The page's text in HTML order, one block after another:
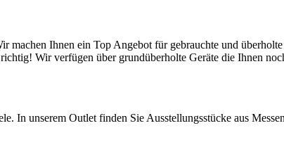
machen Ihnen ein Top Angebot für gebrauchte und
Wir verfügen über grundüberholte Geräte die Ihnen
In unserem Outlet finden Sie Ausstellungsstücke aus